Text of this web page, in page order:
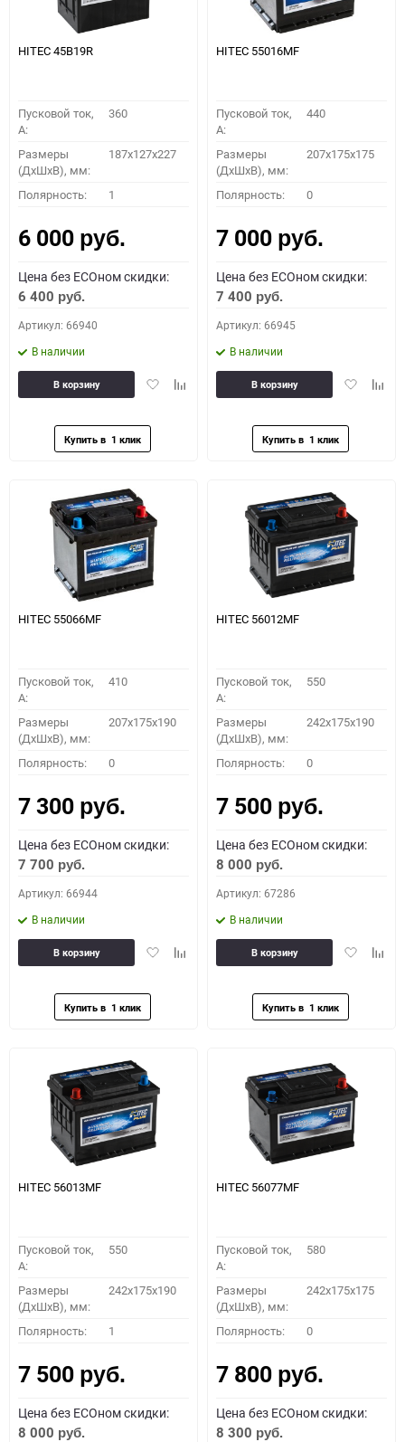
HITEC 45B19R
Пусковой ток,
A:
360
Размеры
(ДхШхВ), мм:
187x127x227
Полярность: 1
6 000 руб.
Цена без ECOном скидки:
6 400 руб.
Артикул: 66940
В наличии
ДобавитьДобавить
В корзину
HITEC 55016MF
Пусковой ток,
A:
440
Размеры
(ДхШхВ), мм:
207x175x175
Полярность: 0
7 000 руб.
Цена без ECOном скидки:
7 400 руб.
Артикул: 66945
В наличии
Добавить
В корзину
HITEC 55066MF
Пусковой ток,
A:
410
Размеры
(ДхШхВ), мм:
207x175x190
Полярность: 0
7 300 руб.
Цена без ECOном скидки:
7 700 руб.
Артикул: 66944
В наличии
ДобавитьДобавить
В корзину
HITEC 56012MF
Пусковой ток,
A:
550
Размеры
(ДхШхВ), мм:
242x175x190
Полярность: 0
7 500 руб.
Цена без ECOном скидки:
8 000 руб.
Артикул: 67286
В наличии
Добавить
В корзину
HITEC 56013MF
Пусковой ток,
A:
550
Размеры
(ДхШхВ), мм:
242x175x190
Полярность: 1
7 500 руб.
Цена без ECOном скидки:
8 000 руб.
HITEC 56077MF
Пусковой ток,
A:
580
Размеры
(ДхШхВ), мм:
242x175x175
Полярность: 0
7 800 руб.
Цена без ECOном скидки:
8 300 руб.